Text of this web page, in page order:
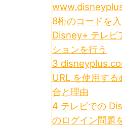
8桁のコードを
Disney+ テレビ
ションを行う
3
URL を使用する
合と理由
4 テレビでの
のログイン問題